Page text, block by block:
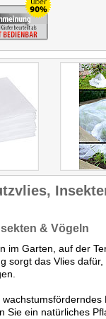
& Vögeln
im Garten, auf der
sorgt das Vlies
Sie ein natürliches